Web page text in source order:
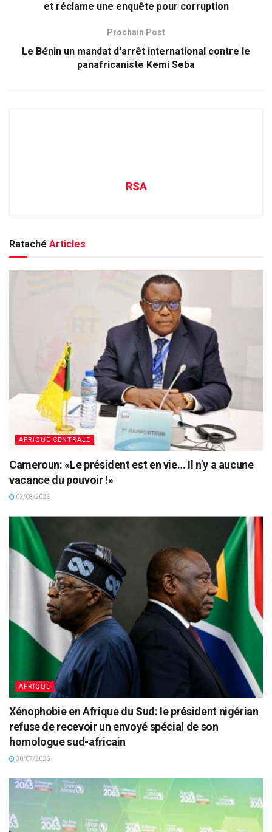
et réclame une enquête pour corruption
Prochain Post
Le Bénin un mandat d'arrêt international contre le
panafricaniste Kemi Seba
RSA
Rataché Articles
AFRIQUE CENTRALE
Cameroun: «Le président est en vie… Il n’y a aucune
vacance du pouvoir !»
03/08/2026
AFRIQUE
Xénophobie en Afrique du Sud: le président nigérian
refuse de recevoir un envoyé spécial de son
homologue sud-africain
30/07/2026